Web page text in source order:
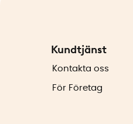
Kundtjänst
Kontakta oss
För Företag